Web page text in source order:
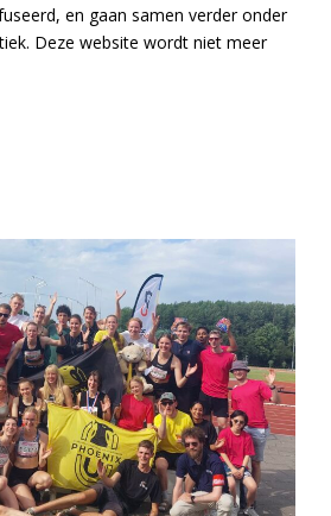
en gaan samen verder onder
Deze website wordt niet meer